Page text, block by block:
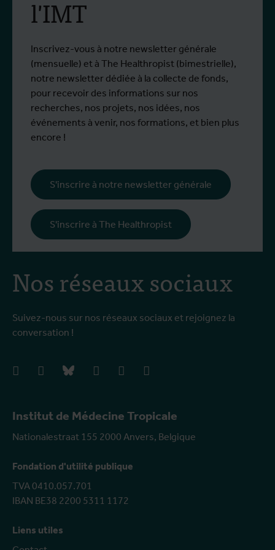
Depuis 2022, le moustique tigre a été
Institut de Médecine Tropicale
Nationalestraat 155 2000 Anvers, Belgique
Fondation d'utilité publique
TVA 0410.057.701
IBAN BE38 2200 5311 1172
Liens utiles
Nos réseaux sociaux
Suivez-nous sur nos réseaux sociaux et rejoignez la
conversation !
facebookinstagrambluesky linkedIn youtube
l'IMT
Inscrivez-vous à notre newsletter générale
(mensuelle) et à The Healthropist (bimestrielle),
notre newsletter dédiée à la collecte de fonds,
pour recevoir des informations sur nos
recherches, nos projets, nos idées, nos
événements à venir, nos formations, et bien plus
encore !
S'inscrire à notre newsletter générale
S'inscrire à The Healthropist